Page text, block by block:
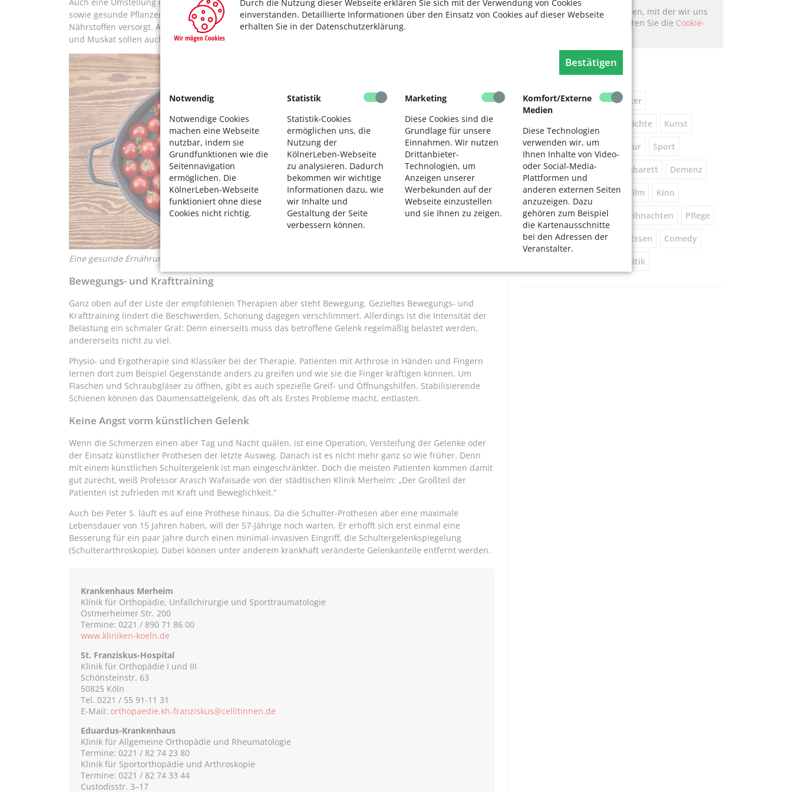
Durch die Nutzung dieser Webseite erklären Sie sich mit der Verwendung von Cookies
einverstanden. Detaillierte Informationen über den Einsatz von Cookies auf dieser Webseite
erhalten Sie in der Datenschutzerklärung.
Bestätigen
Notwendig
Notwendige Cookies
machen eine Webseite
nutzbar, indem sie
Grundfunktionen wie die
Seitennavigation
ermöglichen. Die
KölnerLeben-Webseite
funktioniert ohne diese
Cookies nicht richtig.
Statistik
Statistik-Cookies
ermöglichen uns, die
Nutzung der
KölnerLeben-Webseite
zu analysieren. Dadurch
bekommen wir wichtige
Informationen dazu, wie
wir Inhalte und
Gestaltung der Seite
verbessern können.
Marketing
Diese Cookies sind die
Grundlage für unsere
Einnahmen. Wir nutzen
Drittanbieter-
Technologien, um
Anzeigen unserer
Werbekunden auf der
Webseite einzustellen
und sie Ihnen zu zeigen.
Komfort/Externe
Medien
Diese Technologien
verwenden wir, um
Ihnen Inhalte von Video-
oder Social-Media-
Plattformen und
anderen externen Seiten
anzuzeigen. Dazu
gehören zum Beispiel
die Kartenausschnitte
bei den Adressen der
Veranstalter.
sowie gesunde Pflanzenöle wie Oliven- oder Leinöl. Dadurch wird der Knorpel mit allen notwendigen
Nährstoffen versorgt. Antientzündliche Gewürze wie ein Mix aus gleichen Teilen Kreuzkümmel, Koriander
und Muskat sollen auch den Knorpelabbau hemmen.
Eine gesunde Ernährung für starke Gelenke. Foto: Engin Akyurt / Pixabay
Bewegungs- und Krafttraining
Ganz oben auf der Liste der empfohlenen Therapien aber steht Bewegung. Gezieltes Bewegungs- und
Krafttraining lindert die Beschwerden, Schonung dagegen verschlimmert. Allerdings ist die Intensität der
Belastung ein schmaler Grat: Denn einerseits muss das betroffene Gelenk regelmäßig belastet werden,
andererseits nicht zu viel.
Physio- und Ergotherapie sind Klassiker bei der Therapie. Patienten mit Arthrose in Händen und Fingern
lernen dort zum Beispiel Gegenstände anders zu greifen und wie sie die Finger kräftigen können. Um
Flaschen und Schraubgläser zu öffnen, gibt es auch spezielle Greif- und Öffnungshilfen. Stabilisierende
Schienen können das Daumensattelgelenk, das oft als Erstes Probleme macht, entlasten.
Keine Angst vorm künstlichen Gelenk
Wenn die Schmerzen einen aber Tag und Nacht quälen, ist eine Operation, Versteifung der Gelenke oder
der Einsatz künstlicher Prothesen der letzte Ausweg. Danach ist es nicht mehr ganz so wie früher. Denn
mit einem künstlichen Schultergelenk ist man eingeschränkter. Doch die meisten Patienten kommen damit
gut zurecht, weiß Professor Arasch Wafaisade von der städtischen Klinik Merheim: „Der Großteil der
Patienten ist zufrieden mit Kraft und Beweglichkeit.“
Auch bei Peter S. läuft es auf eine Prothese hinaus. Da die Schulter-Prothesen aber eine maximale
Lebensdauer von 15 Jahren haben, will der 57-Jährige noch warten. Er erhofft sich erst einmal eine
Besserung für ein paar Jahre durch einen minimal-invasiven Eingriff, die Schultergelenkspiegelung
(Schulterarthroskopie). Dabei können unter anderem krankhaft veränderte Gelenkanteile entfernt werden.
Krankenhaus Merheim
Klinik für Orthopädie, Unfallchirurgie und Sporttraumatologie
Ostmerheimer Str. 200
Termine: 0221 / 890 71 86 00
www.kliniken-koeln.de
St. Franziskus-Hospital
Klinik für Orthopädie I und III
Schönsteinstr. 63
50825 Köln
Tel. 0221 / 55 91-11 31
E-Mail: orthopaedie.kh-franziskus@cellitinnen.de
Eduardus-Krankenhaus
Klinik für Allgemeine Orthopädie und Rheumatologie
Termine: 0221 / 82 74 23 80
Klinik für Sportorthopädie und Arthroskopie
Termine: 0221 / 82 74 33 44
Custodisstr. 3–17
Hier könnte Werbung stehen, mit der wir uns
finanzieren. Bitte akzeptieren Sie die Cookie-
Schlagworte
Musik kostenlos Theater
Geschichte Kunst
Museum Natur Literatur Sport
Führung Gespräche Kabarett Demenz
Wandern Brauchtum Film Kino
Vorsorge Beratung Weihnachten Pflege
Feste Tanz Vortrag Essen Comedy
Politik